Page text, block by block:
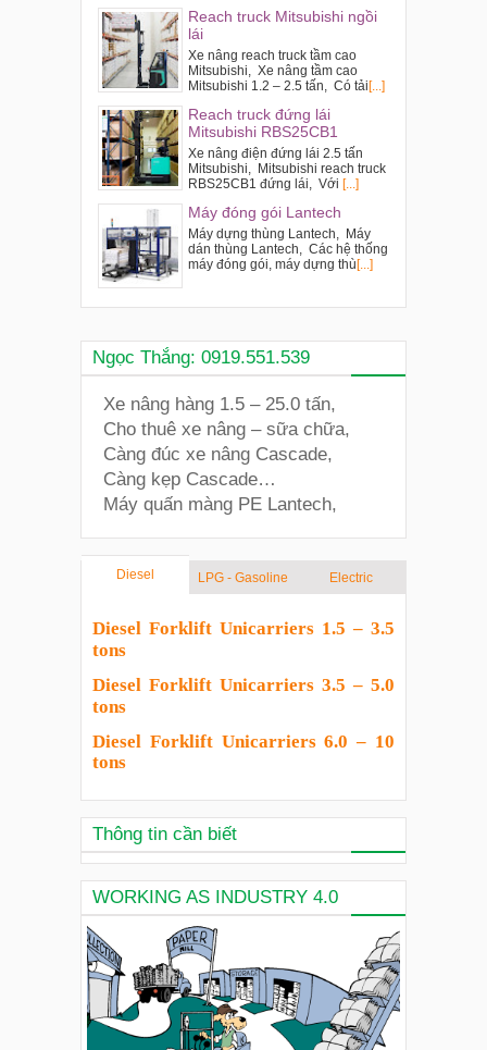
Reach truck Mitsubishi ngồi
lái
Xe nâng reach truck tầm cao
Mitsubishi, Xe nâng tầm cao
Mitsubishi 1.2 – 2.5 tấn, Có tải [...]
Reach truck đứng lái
Mitsubishi RBS25CB1
Xe nâng điện đứng lái 2.5 tấn
Mitsubishi, Mitsubishi reach truck
RBS25CB1 đứng lái, Với [...]
Máy đóng gói Lantech
Máy dựng thùng Lantech, Máy
dán thùng Lantech, Các hệ thống
máy đóng gói, máy dựng thù [...]
Ngọc Thắng: 0919.551.539
Xe nâng hàng 1.5 – 25.0 tấn,
Cho thuê xe nâng – sữa chữa,
Càng đúc xe nâng Cascade,
Càng kẹp Cascade…
Máy quấn màng PE Lantech,
Diesel LPG - Gasoline Electric
Diesel Forklift Unicarriers 1.5 – 3.5
tons
Diesel Forklift Unicarriers 3.5 – 5.0
tons
Diesel Forklift Unicarriers 6.0 – 10
tons
Thông tin cần biết
WORKING AS INDUSTRY 4.0